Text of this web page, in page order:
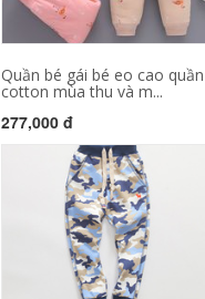
Quần bé gái bé eo cao quần
cotton mùa thu và m...
277,000 đ